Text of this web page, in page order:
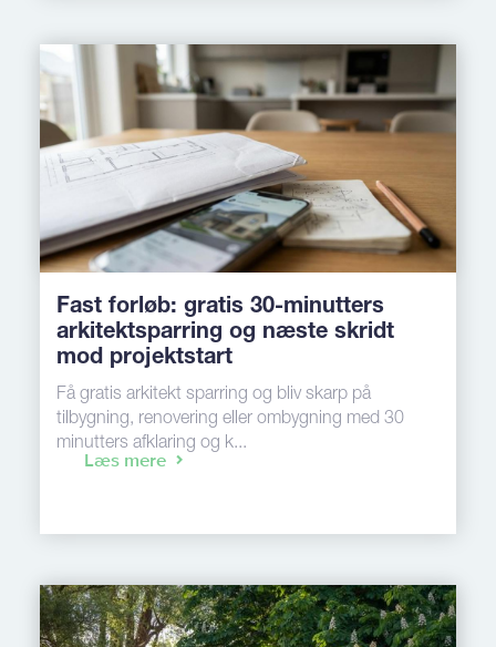
Fast forløb: gratis 30-minutters
arkitektsparring og næste skridt
mod projektstart
Få gratis arkitekt sparring og bliv skarp på
tilbygning, renovering eller ombygning med 30
minutters afklaring og k...
Læs mere